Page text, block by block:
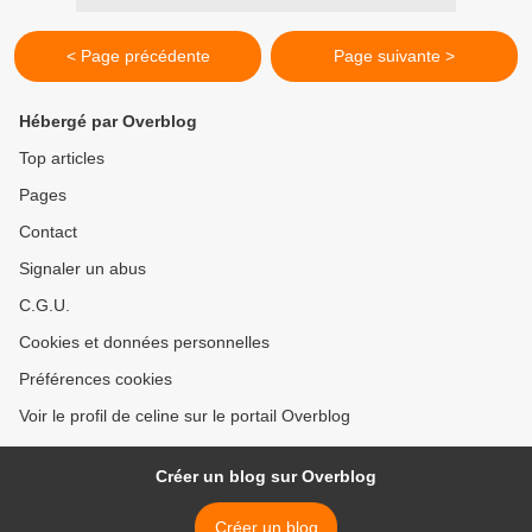
< Page précédente Page suivante >
Hébergé par Overblog
Top articles
Pages
Contact
Signaler un abus
C.G.U.
Cookies et données personnelles
Préférences cookies
Voir le profil de celine sur le portail Overblog
Créer un blog sur Overblog
Créer un blog